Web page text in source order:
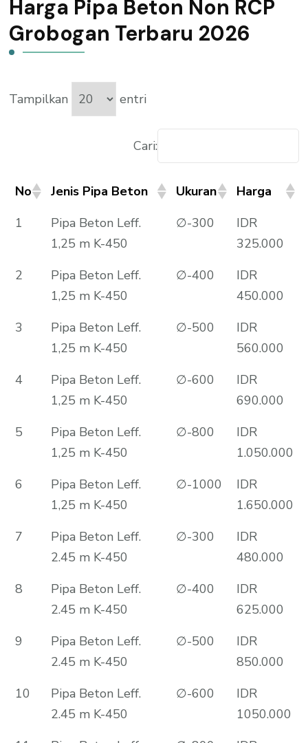
Harga Pipa Beton Non RCP
Grobogan Terbaru 2026
Tampilkan entri
Cari:
No Jenis Pipa Beton Ukuran
Harga
1
Pipa Beton Leff.
1,25 m K-450
∅-300
IDR
325.000
2
Pipa Beton Leff.
1,25 m K-450
∅-400
IDR
450.000
3
Pipa Beton Leff.
1,25 m K-450
∅-500
IDR
560.000
4
Pipa Beton Leff.
1,25 m K-450
∅-600
IDR
690.000
5
Pipa Beton Leff.
1,25 m K-450
∅-800
IDR
1.050.000
6
Pipa Beton Leff.
1,25 m K-450
∅-1000
IDR
1.650.000
7
Pipa Beton Leff.
2.45 m K-450
∅-300
IDR
480.000
8
Pipa Beton Leff.
2.45 m K-450
∅-400
IDR
625.000
9
Pipa Beton Leff.
2.45 m K-450
∅-500
IDR
850.000
10
Pipa Beton Leff.
2.45 m K-450
∅-600
IDR
1050.000